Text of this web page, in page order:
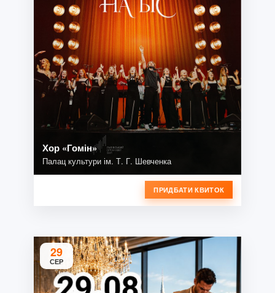
Хор «Гомін»
Палац культури ім. Т. Г. Шевченка
ПРИДБАТИ КВИТОК
29
СЕР